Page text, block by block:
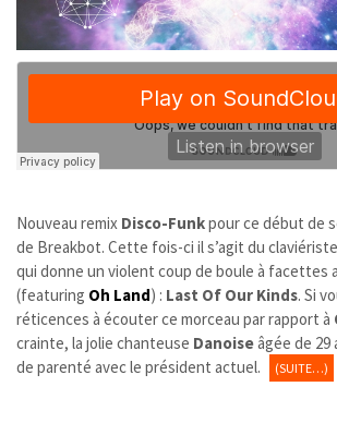
Nouveau remix Disco-Funkpour ce début de
de Breakbot. Cette fois-ci il s’agit du claviériste
qui donne un violent coup de boule à facettes
(featuring Oh Land) : Last Of Our Kinds. Si
réticences à écouter ce morceau par rapport à
crainte, la jolie chanteuse Danoiseâgée de 29
de parenté avec le président actuel.
(SUITE…)